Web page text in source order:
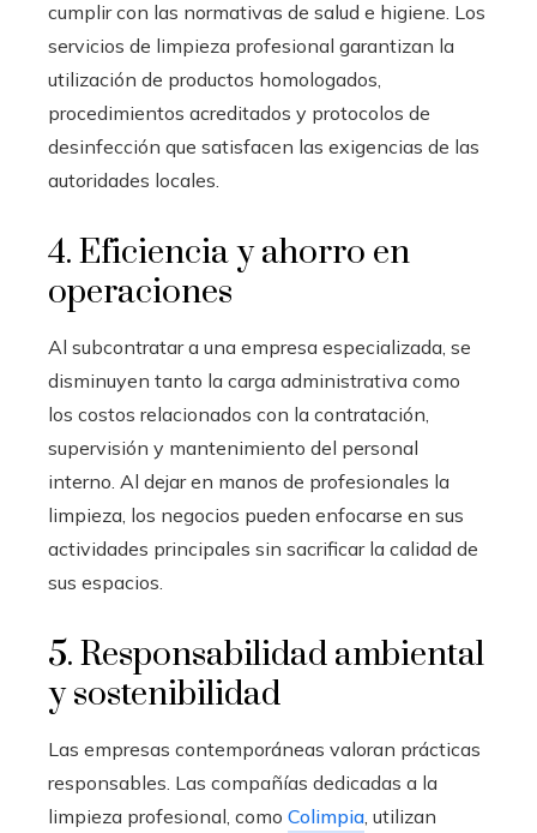
cumplir con las normativas de salud e higiene. Los
servicios de limpieza profesional garantizan la
utilización de productos homologados,
procedimientos acreditados y protocolos de
desinfección que satisfacen las exigencias de las
autoridades locales.
4. Eficiencia y ahorro en
operaciones
Al subcontratar a una empresa especializada, se
disminuyen tanto la carga administrativa como
los costos relacionados con la contratación,
supervisión y mantenimiento del personal
interno. Al dejar en manos de profesionales la
limpieza, los negocios pueden enfocarse en sus
actividades principales sin sacrificar la calidad de
sus espacios.
5. Responsabilidad ambiental
y sostenibilidad
Las empresas contemporáneas valoran prácticas
responsables. Las compañías dedicadas a la
limpieza profesional, como Colimpia , utilizan